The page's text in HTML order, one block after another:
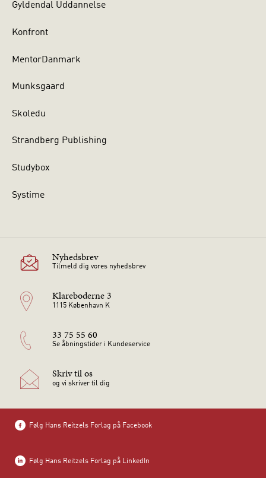
Gyldendal Uddannelse
Konfront
MentorDanmark
Munksgaard
Skoledu
Strandberg Publishing
Studybox
Systime
Nyhedsbrev
Tilmeld dig vores nyhedsbrev
Klareboderne 3
1115 København K
33 75 55 60
Se åbningstider i Kundeservice
Skriv til os
og vi skriver til dig
Følg Hans Reitzels Forlag på Facebook
Følg Hans Reitzels Forlag på LinkedIn